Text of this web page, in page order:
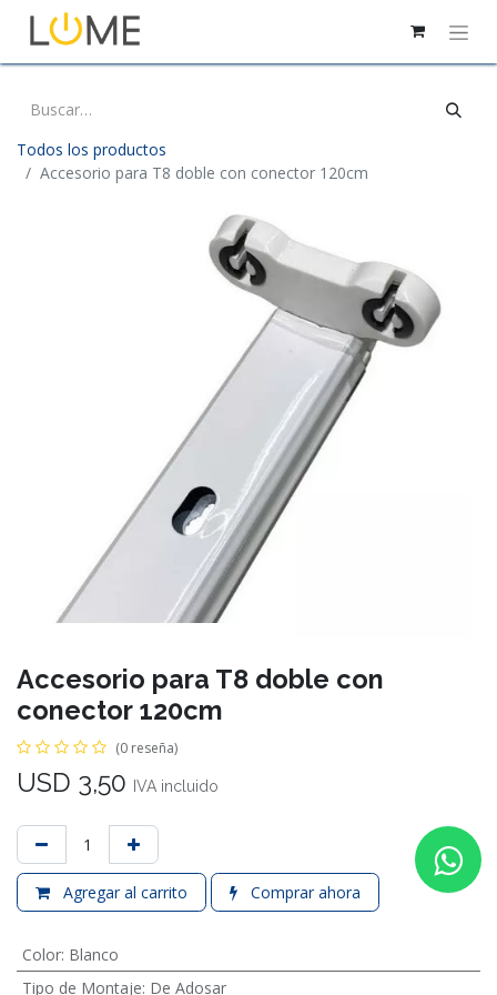
Todos los productos
Accesorio para T8 doble con conector 120cm
Accesorio para T8 doble con
conector 120cm
(0 reseña)
USD 3,50 IVA incluido
Agregar al carrito Comprar ahora
Color: Blanco
Tipo de Montaje: De Adosar